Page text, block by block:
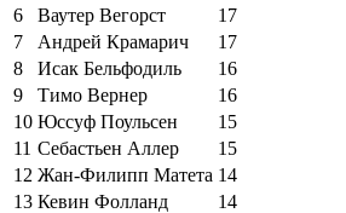
6
Ваутер Вегорст
17
7
Андрей Крамарич
17
8
Исак Бельфодиль
16
9
Тимо Вернер
16
10 Юссуф Поульсен
15
11 Себастьен Аллер
15
12 Жан-Филипп Матета 14
13 Кевин Фолланд
14